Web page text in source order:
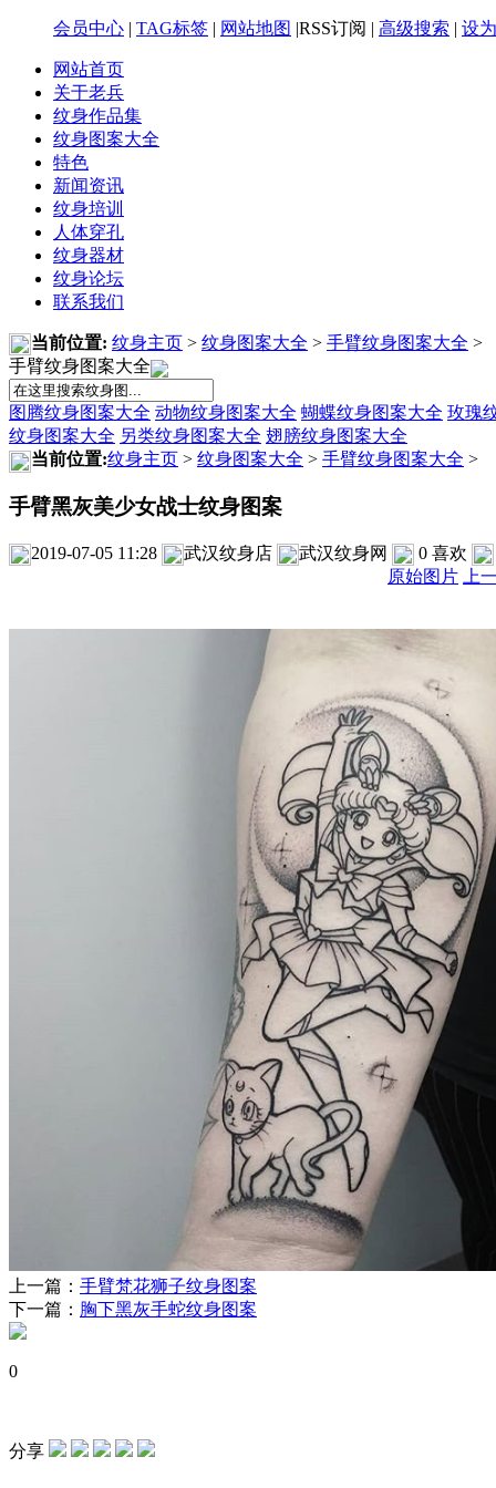
会员中心 | TAG标签 | 网站地图 |RSS订阅 | 高级搜索 | 设
网站首页
关于老兵
纹身作品集
纹身图案大全
特色
新闻资讯
纹身培训
人体穿孔
纹身器材
纹身论坛
联系我们
当前位置: 纹身主页 > 纹身图案大全 > 手臂纹身图案大全 >
手臂纹身图案大全
图腾纹身图案大全 动物纹身图案大全 蝴蝶纹身图案大全 玫瑰
纹身图案大全 另类纹身图案大全 翅膀纹身图案大全
当前位置:纹身主页 > 纹身图案大全 > 手臂纹身图案大全 >
手臂黑灰美少女战士纹身图案
2019-07-05 11:28 武汉纹身店 武汉纹身网 0 喜欢
原始图片 上
上一篇： 手臂梵花狮子纹身图案
下一篇： 胸下黑灰手蛇纹身图案
0
分享